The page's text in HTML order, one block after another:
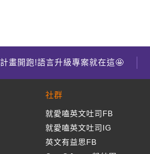
計畫開跑!語言升級專案就在這🤩
社群
就愛嗑英文吐司FB
就愛嗑英文吐司IG
英文有益思FB